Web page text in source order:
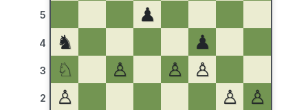
5
4
3
2
♟
♞
♟
♘
♙ ♙
♙
♙
♙
♙